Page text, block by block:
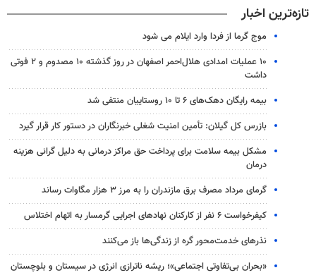
تازه‌ترین اخبار
موج گرما از فردا وارد ایلام می شود
۱۰ عملیات امدادی هلال‌احمر اصفهان در روز گذشته ۱۰ مصدوم و ۲ فوتی
داشت
بیمه رایگان دهک‌های ۶ تا ۱۰ روستاییان منتفی شد
بازرس کل گیلان: تأمین امنیت شغلی خبرنگاران در دستور کار قرار گیرد
مشکل بیمه سلامت برای پرداخت حق مراکز درمانی به دلیل گرانی هزینه
درمان
گرمای مرداد مصرف برق مازندران را به مرز ۳ هزار مگاوات رساند
کیفرخواست ۶ نفر از کارکنان نهادهای اجرایی گرمسار به اتهام اختلاس
نذرهای خدمت‌محور گره از زندگی‌ها باز می‌کنند
«بحران بی‌تفاوتی اجتماعی»؛ ریشه ناترازی انرژی در سیستان و بلوچستان